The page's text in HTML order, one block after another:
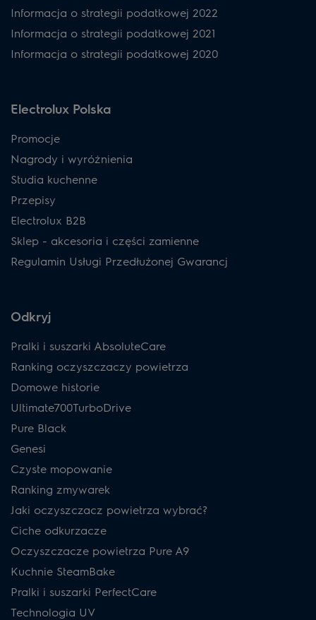
Informacja o strategii podatkowej 2022
Informacja o strategii podatkowej 2021
Informacja o strategii podatkowej 2020
Electrolux Polska
Promocje
Nagrody i wyróżnienia
Studia kuchenne
Przepisy
Electrolux B2B
Sklep - akcesoria i części zamienne
Regulamin Usługi Przedłużonej Gwarancj
Odkryj
Pralki i suszarki AbsoluteCare
Ranking oczyszczaczy powietrza
Domowe historie
Ultimate700TurboDrive
Pure Black
Genesi
Czyste mopowanie
Ranking zmywarek
Jaki oczyszczacz powietrza wybrać?
Ciche odkurzacze
Oczyszczacze powietrza Pure A9
Kuchnie SteamBake
Pralki i suszarki PerfectCare
Technologia UV